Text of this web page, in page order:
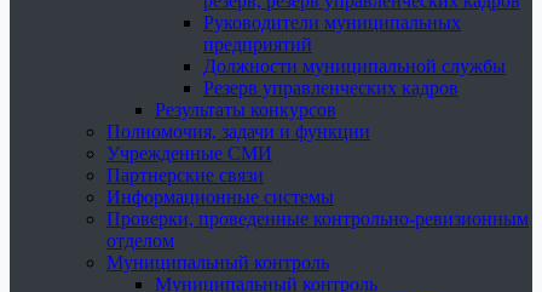
Руководители муниципальных
предприятий
Должности муниципальной службы
Резерв управленческих кадров
Результаты конкурсов
Полномочия, задачи и функции
Учрежденные СМИ
Партнерские связи
Информационные системы
Проверки, проведенные контрольно-ревизионным
отделом
Муниципальный контроль
Муниципальный контроль